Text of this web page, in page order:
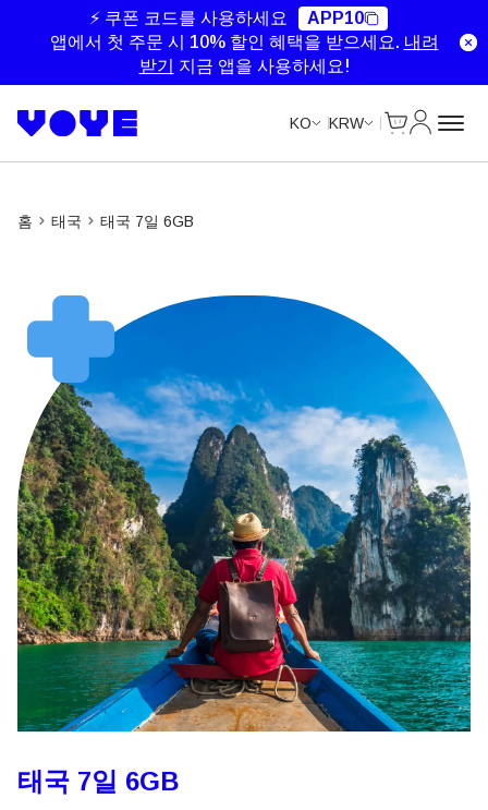
⚡ 쿠폰 코드를 사용하세요
APP10
앱에서 첫 주문 시 10% 할인 혜택을 받으세요. 내려
받기
지금 앱을 사용하세요!
KO KRW
홈 태국 태국 7일 6GB
태국 7일 6GB
Unlimited Data
Unlimited Data
Unlimited Data